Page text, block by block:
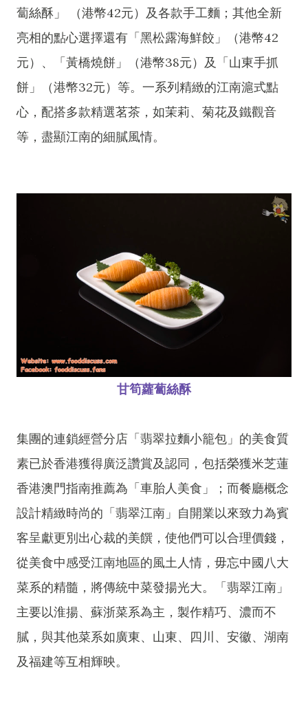
蔔絲酥」 （港幣42元）及各款手工麵；其他全新
亮相的點心選擇還有「黑松露海鮮餃」（港幣42
元）、「黃橋燒餅」（港幣38元）及「山東手抓
餅」（港幣32元）等。一系列精緻的江南滬式點
心，配搭多款精選茗茶，如茉莉、菊花及鐵觀音
等，盡顯江南的細膩風情。
甘筍蘿蔔絲酥
集團的連鎖經營分店「翡翠拉麵小籠包」的美食質
素已於香港獲得廣泛讚賞及認同，包括榮獲米芝蓮
香港澳門指南推薦為「車胎人美食」；而餐廳概念
設計精緻時尚的「翡翠江南」自開業以來致力為賓
客呈獻更別出心裁的美饌，使他們可以合理價錢，
從美食中感受江南地區的風土人情，毋忘中國八大
菜系的精髓，將傳統中菜發揚光大。「翡翠江南」
主要以淮揚、蘇浙菜系為主，製作精巧、濃而不
膩，與其他菜系如廣東、山東、四川、安徽、湖南
及福建等互相輝映。